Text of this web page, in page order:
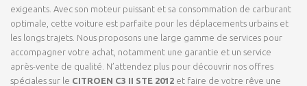
exigeants. Avec son moteur puissant et sa consommation de carburant
optimale, cette voiture est parfaite pour les déplacements urbains et
les longs trajets. Nous proposons une large gamme de services pour
accompagner votre achat, notamment une garantie et un service
après-vente de qualité. N’attendez plus pour découvrir nos offres
spéciales sur le CITROEN C3 II STE 2012 et faire de votre rêve une